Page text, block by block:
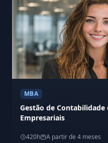
MBA
Gestão de Contabilidade
Empresariais
420h A partir de 4 meses